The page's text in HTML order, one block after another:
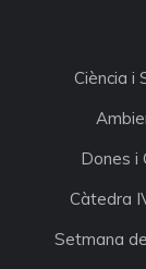
Ciència i
Dones i
Càtedra
Setmana